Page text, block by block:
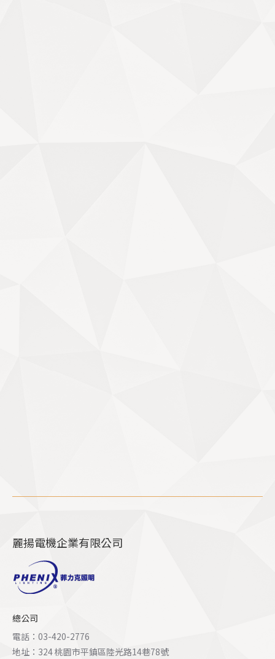
麗揚電機企業有限公司
總公司
電話：03-420-2776
地址：324 桃園市平鎮區陸光路14巷78號